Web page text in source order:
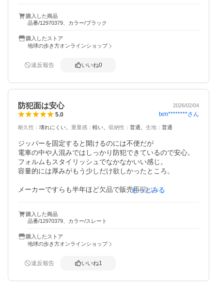
購入した商品
品番/12970379、カラー/ブラック
購入したストア
地球の歩き方オンラインショップ
違反報告 いいね0
防犯面は安心 2026/02/04
5.0 txm********さん
耐久性 ： 壊れにくい 重量感 ： 軽い 収納性 ： 普通 生地 ： 普通
ジッパーを固定すると開けるのには不便だが
電車の中や人混みではしっかり防犯できているので安心。
フォルムもスタイリッシュでなかなかいい感じ。
容量的には厚みがもう少しだけ欲しかったところ。
メーカーですらも半年ほど欠品で販売再開は無いかと思っ
もっとみる
購入した商品
品番/12970379、カラー/スレート
購入したストア
地球の歩き方オンラインショップ
違反報告 いいね1